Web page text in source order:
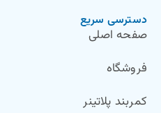
دسترسی سریع
صفحه اصلی
فروشگاه
کمربند پلاتینر